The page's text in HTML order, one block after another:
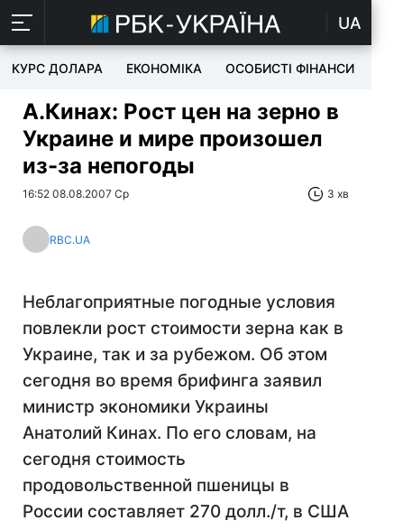
UA
КУРС ДОЛАРА ЕКОНОМІКА ОСОБИСТІ ФІНАНСИ
А.Кинах: Рост цен на зерно в
Украине и мире произошел
из-за непогоды
16:52 08.08.2007 Ср 3 хв
RBC.UA
Неблагоприятные погодные условия
повлекли рост стоимости зерна как в
Украине, так и за рубежом. Об этом
сегодня во время брифинга заявил
министр экономики Украины
Анатолий Кинах. По его словам, на
сегодня стоимость
продовольственной пшеницы в
России составляет 270 долл./т, в США